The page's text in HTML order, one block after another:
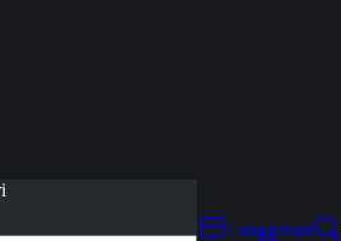
Langganan